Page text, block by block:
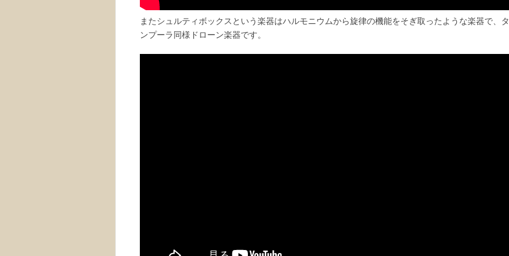
またシュルティボックスという楽器はハルモニウムから旋律の機能をそぎ取ったような楽器で、タ
ンプーラ同様ドローン楽器です。